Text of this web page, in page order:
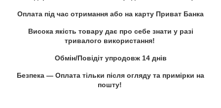
Оплата під час отримання або на карту Приват Банка
Висока якість товару дає про себе знати у разі
тривалого використання!
Обмін/Повідіт упродовж 14 днів
Безпека — Оплата тільки після огляду та примірки на
пошту!